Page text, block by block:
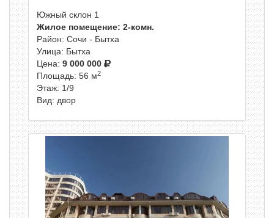
Южный склон 1
Жилое помещение: 2-комн.
Район: Сочи - Бытха
Улица: Бытха
Цена: 9 000 000
Площадь: 56 м2
Этаж: 1/9
Вид: двор